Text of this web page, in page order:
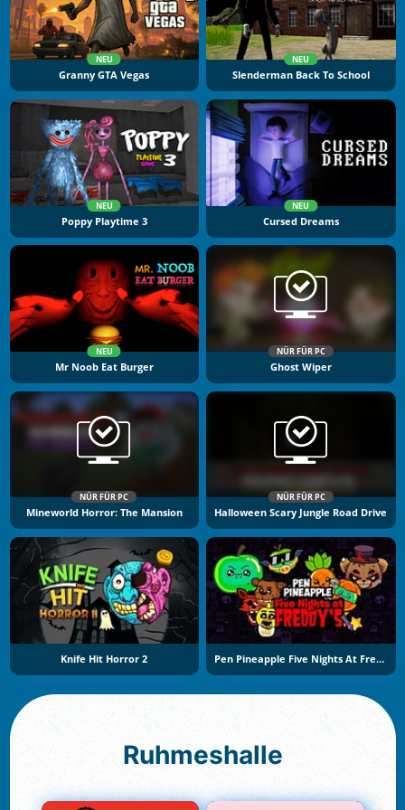
NEU
Granny GTA Vegas
NEU
Slenderman Back To School
NEU
Poppy Playtime 3
NEU
Cursed Dreams
NEU
Mr Noob Eat Burger
NÜR FÜR PC
Ghost Wiper
NÜR FÜR PC
Mineworld Horror: The Mansion
NÜR FÜR PC
Halloween Scary Jungle Road Drive
Knife Hit Horror 2 Pen Pineapple Five Nights At Freddy's
Ruhmeshalle